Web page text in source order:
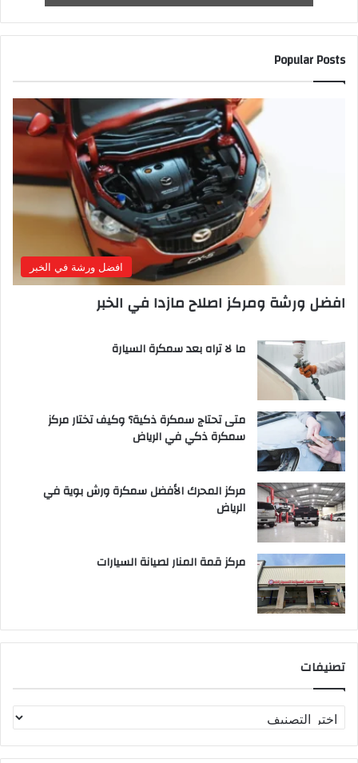
Popular Posts
افضل ورشة في الخبر
افضل ورشة ومركز اصلاح مازدا في الخبر
ما لا تراه بعد سمكرة السيارة
متى تحتاج سمكرة ذكية؟ وكيف تختار مركز
سمكرة ذكي في الرياض
مركز المحرك الأفضل سمكرة ورش بوية في
الرياض
مركز قمة المنار لصيانة السيارات
تصنيفات
ص
ن